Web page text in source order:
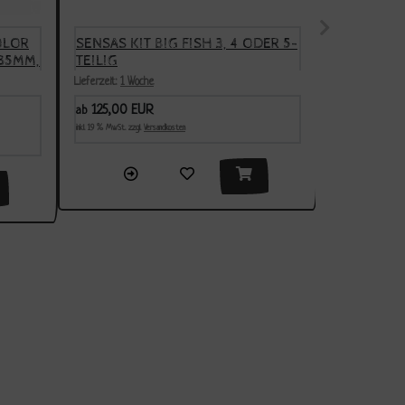
SENSAS KIT BIG FISH 3, 4 ODER 5-
TEILIG
Lieferzeit: 1 Woche
ab 125,00 EUR
inkl. 19 % MwSt. zzgl. Versandkosten